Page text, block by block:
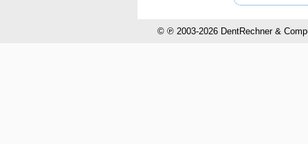
© ℗ 2003-2026 DentRechner &